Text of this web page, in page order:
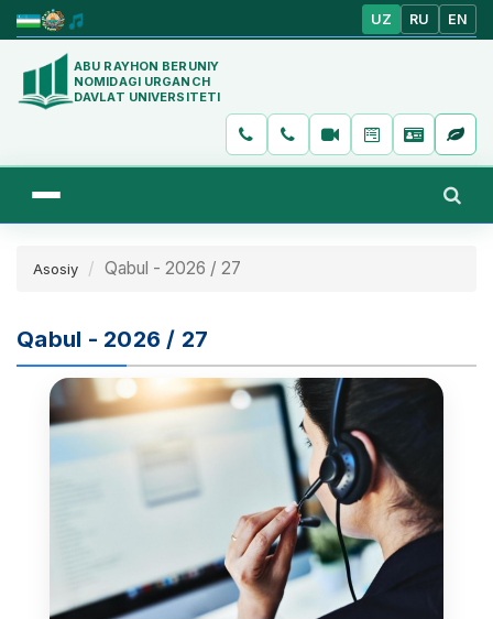
UZ RU EN
ABU RAYHON BERUNIY
NOMIDAGI URGANCH
DAVLAT UNIVERSITETI
Asosiy Qabul - 2026 / 27
Qabul - 2026 / 27